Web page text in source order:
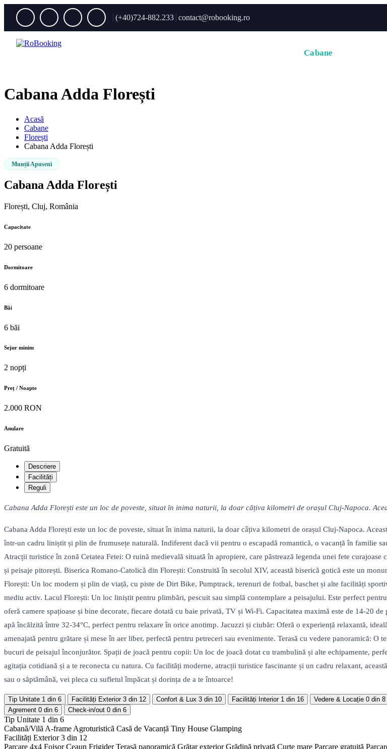
(+40)724-882.233 contact@robooking.ro
Cabane
Cabana Adda Florești
Acasă
Cabane
Florești
Cabana Adda Florești
Munții Apuseni
Cabana Adda Florești
Florești, Cluj, România
Capacitate
20 persoane
Dormitoare
6 dormitoare
Băi
6 băi
Sejur minim
2 nopți
Preț / Noapte
2.000 RON
Anulare
Gratuită
Descriere
Facilități
Reguli
Cabana Adda Florești este un loc de poveste, situat în inima naturii, la doar câțiva kilometri de orașul Cluj-Napoca.
Cabana Adda Florești este un loc de poveste, situat în inima naturii, la doar câțiva kilometri de orașul Cluj-Napoca.
într-un cadru liniștit și plin de frumusețe naturală. Indiferent dacă vii pentru o escapadă romantică, o vacanță în familie
Atracții turistice în zonă Cetatea Fetei: O ruină medievală situată în apropiere, care păstrează legenda unei fete
și peisaje pitorești. Biserica Romano-Catolică din Florești: Construită în secolul XIV, această biserică gotică este un
Florești: Un loc modern și plin de viață, cu piste de Dirt Bike, Pumptrack, terenuri de fotbal, baschet și alte facilități
mediu activ. Lacul Florești: Un loc liniștit pentru plimbări, pescuit sau simplă contemplare a peisajului. Este perfect
oferă camere spațioase și bine decorate, fiecare dotată cu baie privată, TV și Wi-Fi. Capacitatea maximă este de 14-20
apă încălzită între 32-34°C, perfect pentru relaxare în orice anotimp. Jacuzzi și ciubăr: Oferă o experiență relaxantă,
amenajată pentru grătare și mese în aer liber, perfectă pentru petreceri sau evenimente. Terasă cu vedere panoramică: O
bucuri de peisajul înconjurător. Spații de joacă pentru copii: Un loc de joacă dotat cu trambulină și alte echipamente,
agitația cotidiană și a te reconecta cu natura. Cu facilități moderne, atracții turistice fascinante și un cadru relaxant,
sau o săptămână, vei pleca cu sufletul împăcat și dorința de a te întoarce!
Tip Unitate 1 din 6 Facilități Exterior 3 din 12 Confort & Lux 3 din 10 Facilități Interior 1 din 16 Vedere & Locație 0 din 8
Agrement 0 din 6 Check-in/out 0 din 6
Tip Unitate 1 din 6
Cabanã/Vilã A-frame Agroturisticã Casã de Vacanță Tiny House Glamping
Facilități Exterior3 din 12
Parcare 4x4 Foișor Ceaun Frigider Terasă panoramică Grătar exterior Grădină privată Curte mare Parcare gratuită